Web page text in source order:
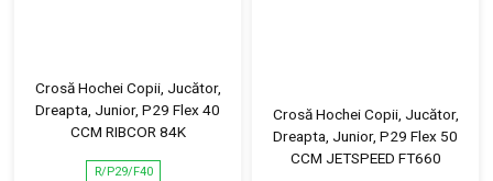
Crosă Hochei Copii, Jucător,
Dreapta, Junior, P29 Flex 40
CCM RIBCOR 84K
R/P29/F40
Crosă Hochei Copii, Jucător,
Dreapta, Junior, P29 Flex 50
CCM JETSPEED FT660